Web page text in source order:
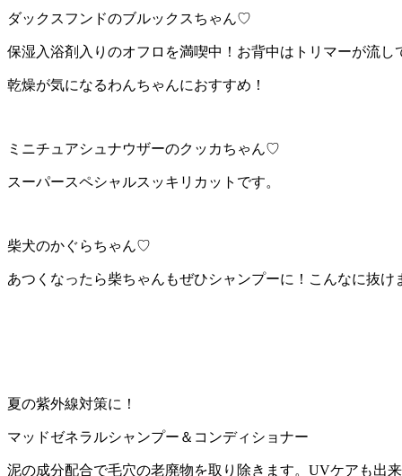
ダックスフンドのブルックスちゃん♡
保湿入浴剤入りのオフロを満喫中！お背中はトリマーが流し
乾燥が気になるわんちゃんにおすすめ！
ミニチュアシュナウザーのクッカちゃん♡
スーパースペシャルスッキリカットです。
柴犬のかぐらちゃん♡
あつくなったら柴ちゃんもぜひシャンプーに！こんなに抜け
夏の紫外線対策に！
マッドゼネラルシャンプー＆コンディショナー
泥の成分配合で毛穴の老廃物を取り除きます。UVケアも出